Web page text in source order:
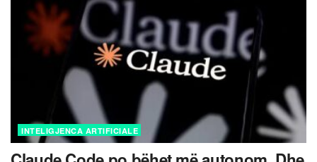
INTELIGJENCA ARTIFICIALE